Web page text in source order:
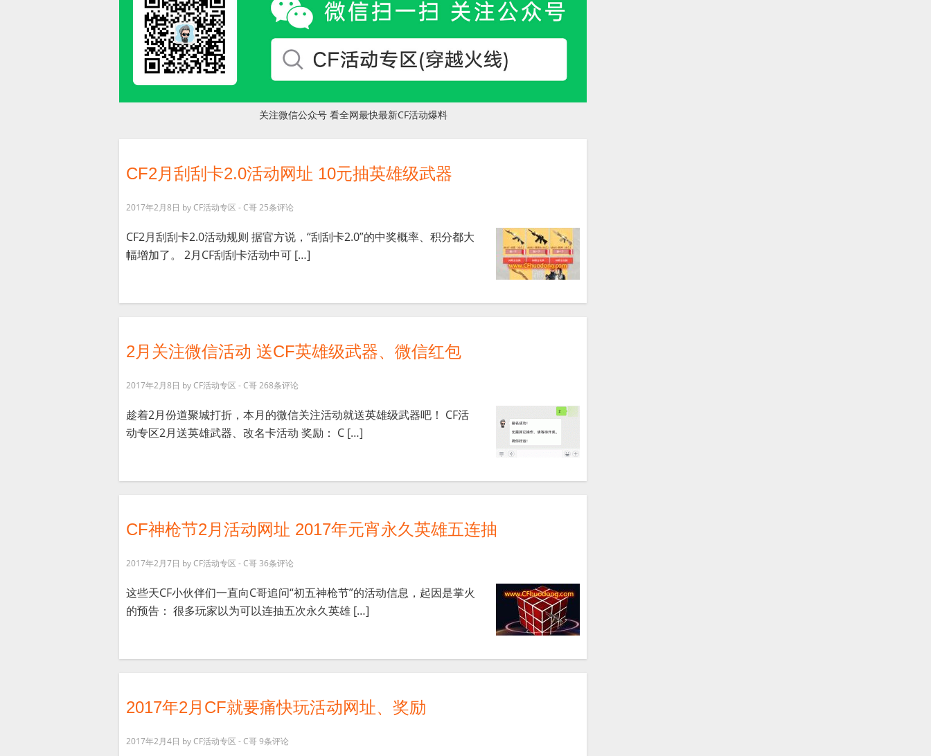
关注微信公众号 看全网最快最新CF活动爆料
CF2月刮刮卡2.0活动网址 10元抽英雄级武器
2017年2月8日 byCF活动专区 - C哥25条评论
CF2月刮刮卡2.0活动规则 据官方说，“刮刮卡2.0”的中奖概率、积分都大
幅增加了。 2月CF刮刮卡活动中可 […]
2月关注微信活动 送CF英雄级武器、微信红包
2017年2月8日 byCF活动专区 - C哥268条评论
趁着2月份道聚城打折，本月的微信关注活动就送英雄级武器吧！ CF活
动专区2月送英雄武器、改名卡活动 奖励： C […]
CF神枪节2月活动网址 2017年元宵永久英雄五连抽
2017年2月7日 byCF活动专区 - C哥36条评论
这些天CF小伙伴们一直向C哥追问“初五神枪节”的活动信息，起因是掌火
的预告： 很多玩家以为可以连抽五次永久英雄 […]
2017年2月CF就要痛快玩活动网址、奖励
2017年2月4日 byCF活动专区 - C哥9条评论